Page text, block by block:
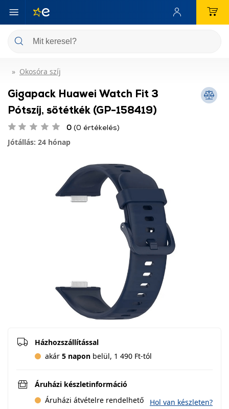
Okosóra szíj
Gigapack Huawei Watch Fit 3
Pótszíj, sötétkék (GP-158419)
0 (0 értékelés)
Jótállás: 24 hónap
Házhozszállítással
akár 5 napon belül, 1 490 Ft-tól
Áruházi készletinformáció
Áruházi átvételre rendelhető
Hol van készleten?